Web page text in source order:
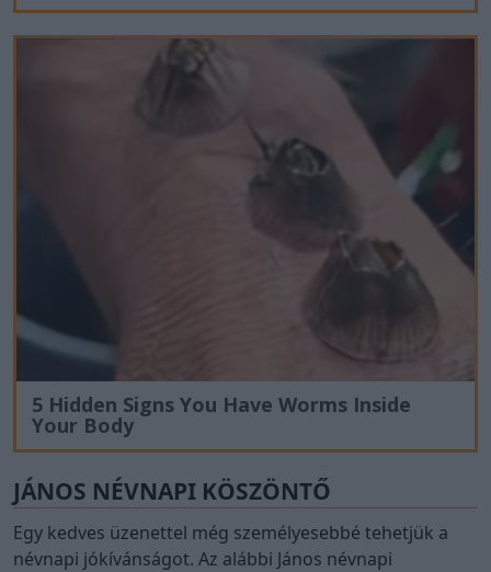
5 Hidden Signs You Have Worms Inside
Your Body
JÁNOS NÉVNAPI KÖSZÖNTŐ
Egy kedves üzenettel még személyesebbé tehetjük a
névnapi jókívánságot. Az alábbi János névnapi